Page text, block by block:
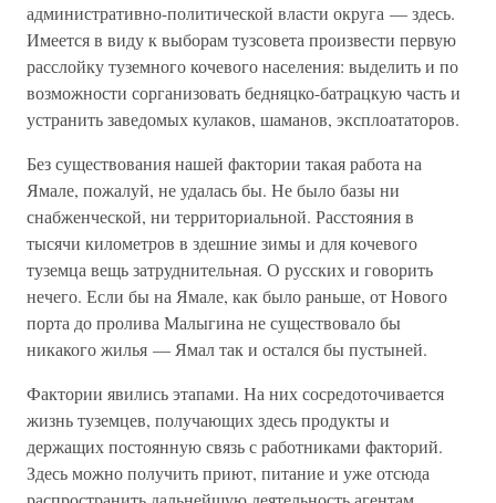
административно-политической власти округа — здесь.
Имеется в виду к выборам тузсовета произвести первую
расслойку туземного кочевого населения: выделить и по
возможности сорганизовать бедняцко-батрацкую часть и
устранить заведомых кулаков, шаманов, эксплоататоров.
Без существования нашей фактории такая работа на
Ямале, пожалуй, не удалась бы. Не было базы ни
снабженческой, ни территориальной. Расстояния в
тысячи километров в здешние зимы и для кочевого
туземца вещь затруднительная. О русских и говорить
нечего. Если бы на Ямале, как было раньше, от Нового
порта до пролива Малыгина не существовало бы
никакого жилья — Ямал так и остался бы пустыней.
Фактории явились этапами. На них сосредоточивается
жизнь туземцев, получающих здесь продукты и
держащих постоянную связь с работниками факторий.
Здесь можно получить приют, питание и уже отсюда